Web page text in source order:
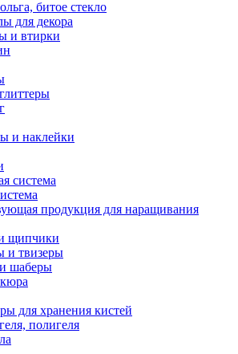
битое стекло
для декора
и втирки
и наклейки
система
продукция для наращивания
щипчики
твизеры
шаберы
для хранения кистей
полигеля